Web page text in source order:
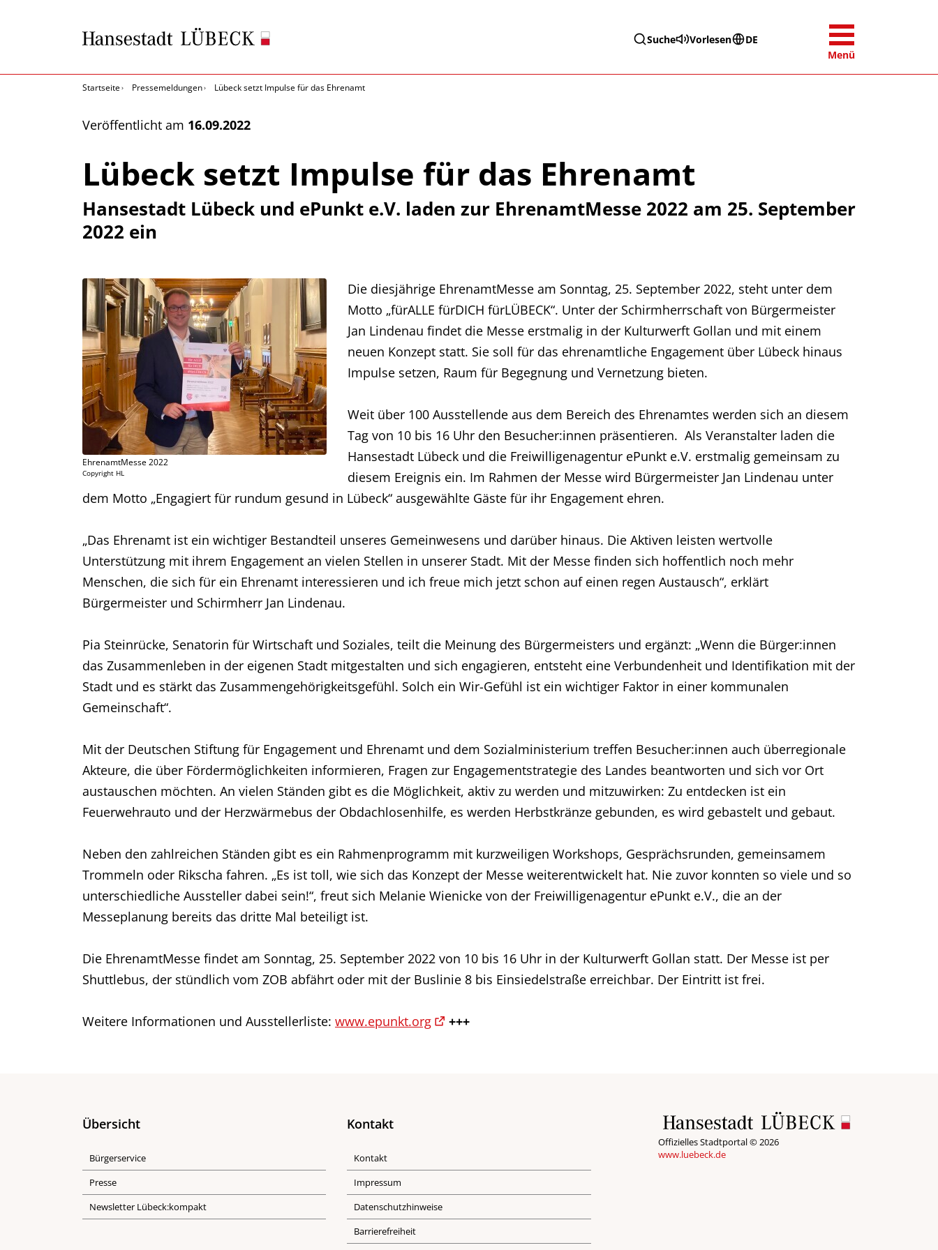
Suche Vorlesen
DE
Menü
Startseite Pressemeldungen Lübeck setzt Impulse für das Ehrenamt
Veröffentlicht am 16.09.2022
Lübeck setzt Impulse für das Ehrenamt
Hansestadt Lübeck und ePunkt e.V. laden zur EhrenamtMesse 2022 am 25. September
2022 ein
EhrenamtMesse 2022
Copyright HL
Die diesjährige EhrenamtMesse am Sonntag, 25. September 2022, steht unter dem
Motto „fürALLE fürDICH fürLÜBECK“. Unter der Schirmherrschaft von Bürgermeister
Jan Lindenau findet die Messe erstmalig in der Kulturwerft Gollan und mit einem
neuen Konzept statt. Sie soll für das ehrenamtliche Engagement über Lübeck hinaus
Impulse setzen, Raum für Begegnung und Vernetzung bieten.
Weit über 100 Ausstellende aus dem Bereich des Ehrenamtes werden sich an diesem
Tag von 10 bis 16 Uhr den Besucher:innen präsentieren. Als Veranstalter laden die
Hansestadt Lübeck und die Freiwilligenagentur ePunkt e.V. erstmalig gemeinsam zu
diesem Ereignis ein. Im Rahmen der Messe wird Bürgermeister Jan Lindenau unter
dem Motto „Engagiert für rundum gesund in Lübeck“ ausgewählte Gäste für ihr Engagement ehren.
„Das Ehrenamt ist ein wichtiger Bestandteil unseres Gemeinwesens und darüber hinaus. Die Aktiven leisten wertvolle
Unterstützung mit ihrem Engagement an vielen Stellen in unserer Stadt. Mit der Messe finden sich hoffentlich noch mehr
Menschen, die sich für ein Ehrenamt interessieren und ich freue mich jetzt schon auf einen regen Austausch“, erklärt
Bürgermeister und Schirmherr Jan Lindenau.
Pia Steinrücke, Senatorin für Wirtschaft und Soziales, teilt die Meinung des Bürgermeisters und ergänzt: „Wenn die Bürger:innen
das Zusammenleben in der eigenen Stadt mitgestalten und sich engagieren, entsteht eine Verbundenheit und Identifikation mit der
Stadt und es stärkt das Zusammengehörigkeitsgefühl. Solch ein Wir-Gefühl ist ein wichtiger Faktor in einer kommunalen
Gemeinschaft“.
Mit der Deutschen Stiftung für Engagement und Ehrenamt und dem Sozialministerium treffen Besucher:innen auch überregionale
Akteure, die über Fördermöglichkeiten informieren, Fragen zur Engagementstrategie des Landes beantworten und sich vor Ort
austauschen möchten. An vielen Ständen gibt es die Möglichkeit, aktiv zu werden und mitzuwirken: Zu entdecken ist ein
Feuerwehrauto und der Herzwärmebus der Obdachlosenhilfe, es werden Herbstkränze gebunden, es wird gebastelt und gebaut.
Neben den zahlreichen Ständen gibt es ein Rahmenprogramm mit kurzweiligen Workshops, Gesprächsrunden, gemeinsamem
Trommeln oder Rikscha fahren. „Es ist toll, wie sich das Konzept der Messe weiterentwickelt hat. Nie zuvor konnten so viele und so
unterschiedliche Aussteller dabei sein!“, freut sich Melanie Wienicke von der Freiwilligenagentur ePunkt e.V., die an der
Messeplanung bereits das dritte Mal beteiligt ist.
Die EhrenamtMesse findet am Sonntag, 25. September 2022 von 10 bis 16 Uhr in der Kulturwerft Gollan statt. Der Messe ist per
Shuttlebus, der stündlich vom ZOB abfährt oder mit der Buslinie 8 bis Einsiedelstraße erreichbar. Der Eintritt ist frei.
Weitere Informationen und Ausstellerliste: www.epunkt.org +++
Übersicht
Bürgerservice
Presse
Newsletter Lübeck:kompakt
Kontakt
Kontakt
Impressum
Datenschutzhinweise
Barrierefreiheit
Offizielles Stadtportal © 2026
www.luebeck.de